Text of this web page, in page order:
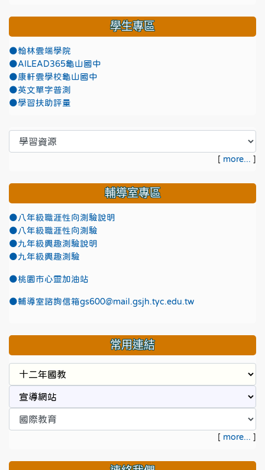
學生專區
●翰林雲端學院
●AILEAD365龜山國中
●康軒雲學校龜山國中
●英文單字普測
●學習扶助評量
[ more... ]
輔導室專區
●八年級職涯性向測驗說明
●八年級職涯性向測驗
●九年級興趣測驗說明
●九年級興趣測驗
●桃園市心靈加油站
●輔導室諮詢信箱gs600@mail.gsjh.tyc.edu.tw
常用連結
[ more... ]